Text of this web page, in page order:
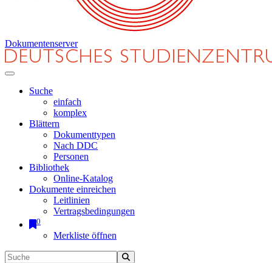
Dokumentenserver
Suche
einfach
komplex
Blättern
Dokumenttypen
Nach DDC
Personen
Bibliothek
Online-Katalog
Dokumente einreichen
Leitlinien
Vertragsbedingungen
0
Merkliste öffnen